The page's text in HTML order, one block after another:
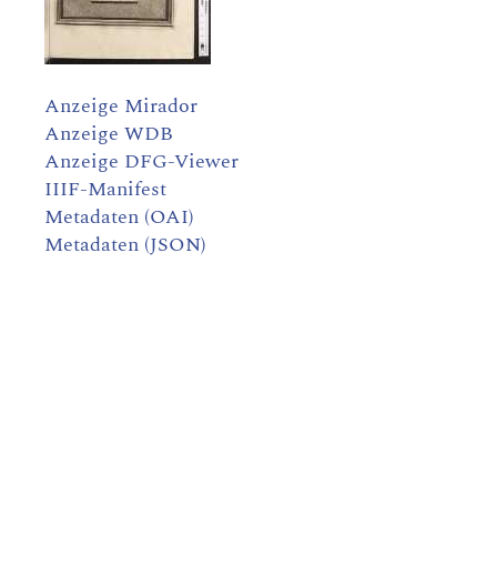
Anzeige Mirador
Anzeige WDB
Anzeige DFG-Viewer
IIIF-Manifest
Metadaten (OAI)
Metadaten (JSON)